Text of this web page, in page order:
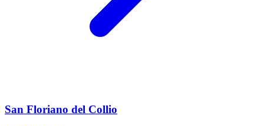
San Floriano del Collio